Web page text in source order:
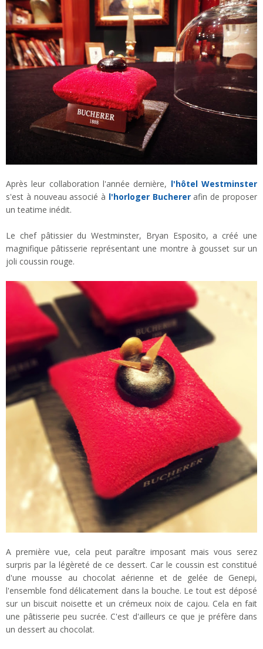
Après leur collaboration l'année dernière, l'hôtel Westminster
s'est à nouveau associé à l'horloger Buchererafin de proposer
un teatime inédit.
Le chef pâtissier du Westminster, Bryan Esposito, a créé une
magnifique pâtisserie représentant une montre à gousset sur un
joli coussin rouge.
A première vue, cela peut paraître imposant mais vous serez
surpris par la légèreté de ce dessert. Car le coussin est constitué
d'une mousse au chocolat aérienne et de gelée de Genepi,
l'ensemble fond délicatement dans la bouche. Le tout est déposé
sur un biscuit noisette et un crémeux noix de cajou. Cela en fait
une pâtisserie peu sucrée. C'est d'ailleurs ce que je préfère dans
un dessert au chocolat.